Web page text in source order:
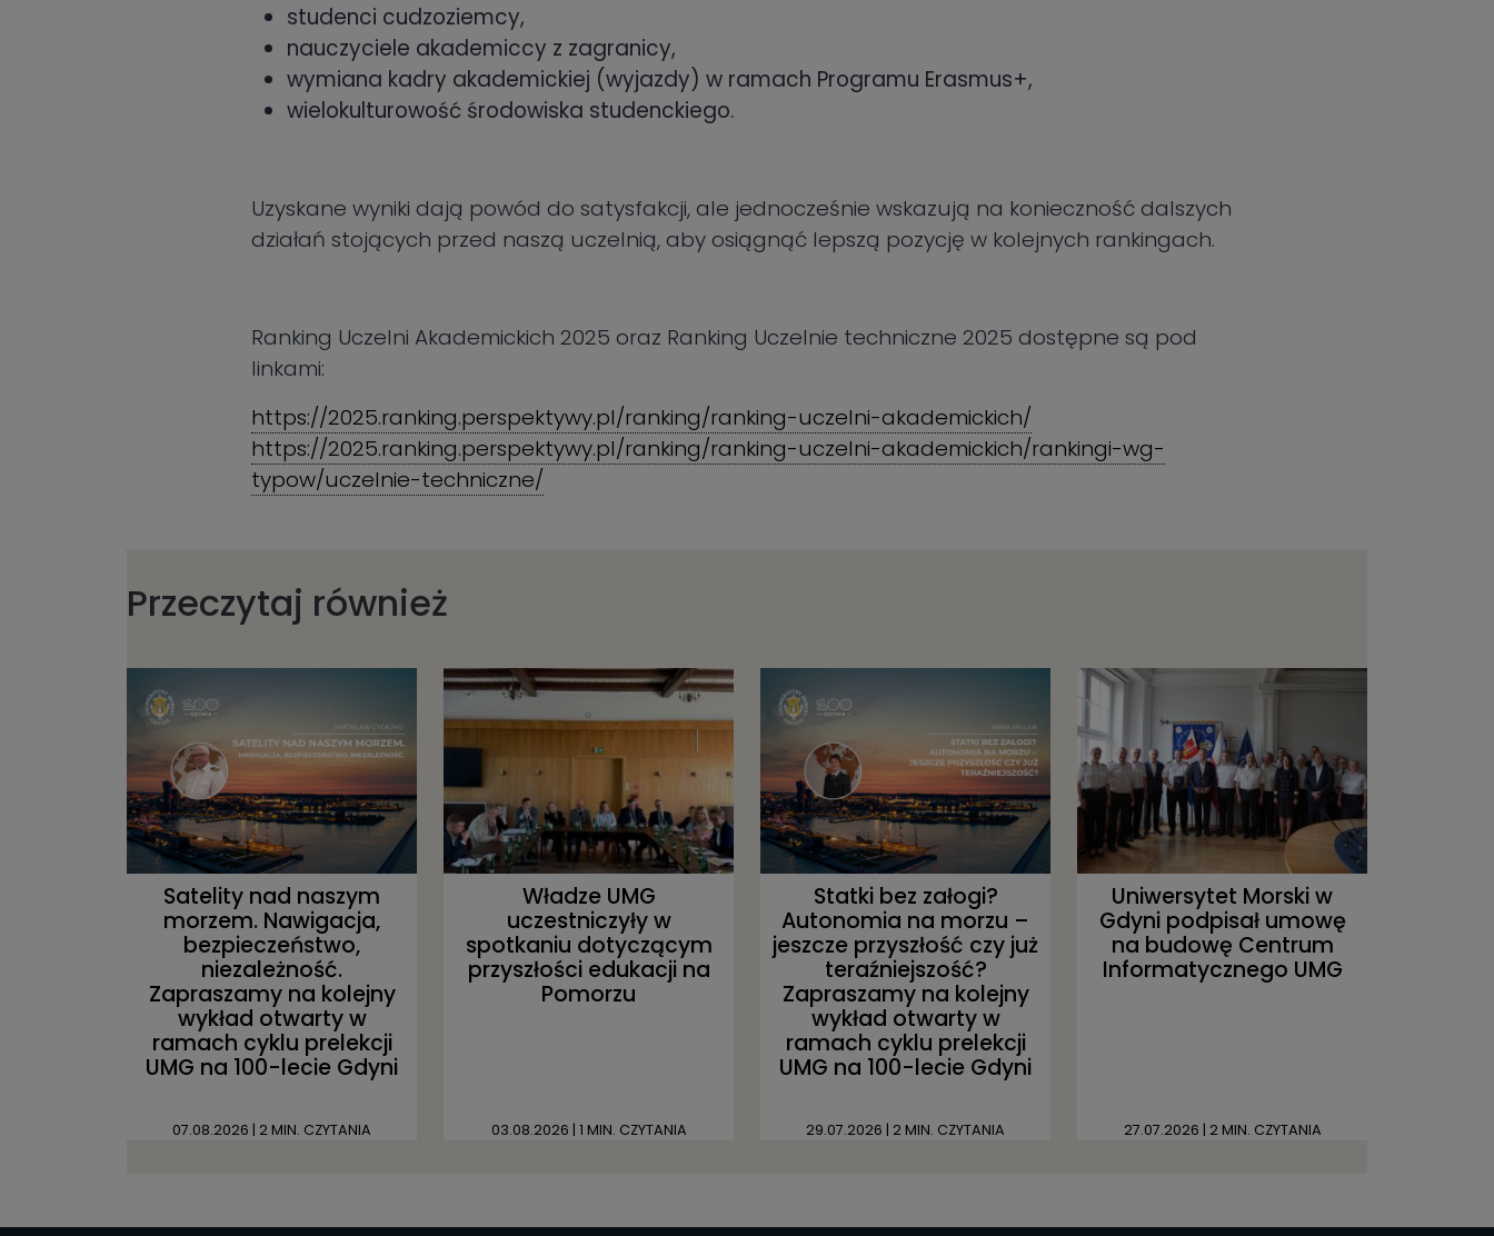
studenci cudzoziemcy,
nauczyciele akademiccy z zagranicy,
wymiana kadry akademickiej (wyjazdy) w ramach Programu Erasmus+,
wielokulturowość środowiska studenckiego.
Uzyskane wyniki dają powód do satysfakcji, ale jednocześnie wskazują na konieczność dalszych
działań stojących przed naszą uczelnią, aby osiągnąć lepszą pozycję w kolejnych rankingach.
Ranking Uczelni Akademickich 2025 oraz Ranking Uczelnie techniczne 2025 dostępne są pod
linkami:
https://2025.ranking.perspektywy.pl/ranking/ranking-uczelni-akademickich/
https://2025.ranking.perspektywy.pl/ranking/ranking-uczelni-akademickich/rankingi-wg-
typow/uczelnie-techniczne/
Przeczytaj również
Satelity nad naszym
morzem. Nawigacja,
bezpieczeństwo,
niezależność.
Zapraszamy na kolejny
wykład otwarty w
ramach cyklu prelekcji
UMG na 100-lecie Gdyni
07.08.2026 | 2 MIN. CZYTANIA
Władze UMG
uczestniczyły w
spotkaniu dotyczącym
przyszłości edukacji na
Pomorzu
03.08.2026 | 1 MIN. CZYTANIA
Statki bez załogi?
Autonomia na morzu –
jeszcze przyszłość czy już
teraźniejszość?
Zapraszamy na kolejny
wykład otwarty w
ramach cyklu prelekcji
UMG na 100-lecie Gdyni
29.07.2026 | 2 MIN. CZYTANIA
Uniwersytet Morski w
Gdyni podpisał umowę
na budowę Centrum
Informatycznego UMG
27.07.2026 | 2 MIN. CZYTANIA